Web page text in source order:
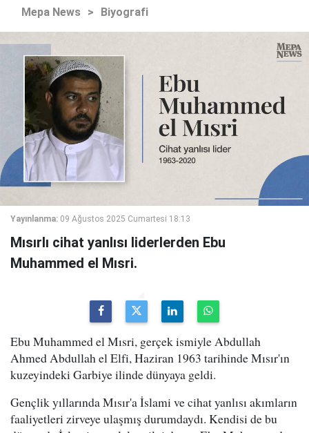
Mepa News > Biyografi
Yayınlanma: 09 Ağustos 2025 Cumartesi 18:13
Mısırlı cihat yanlısı liderlerden Ebu
Muhammed el Mısri.
Ebu Muhammed el Mısri, gerçek ismiyle Abdullah
Ahmed Abdullah el Elfi, Haziran 1963 tarihinde Mısır'ın
kuzeyindeki Garbiye ilinde dünyaya geldi.
Gençlik yıllarında Mısır'a İslami ve cihat yanlısı akımların
faaliyetleri zirveye ulaşmış durumdaydı. Kendisi de bu